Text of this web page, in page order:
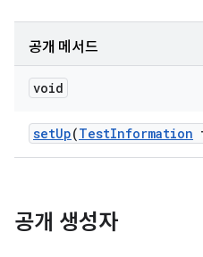
공개 메서드
void
setUp(TestInformation
공개 생성자